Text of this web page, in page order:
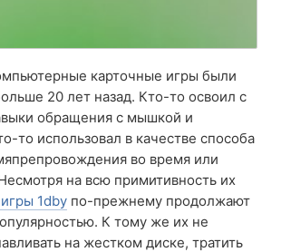
карточные игры были
20 лет назад. Кто-то освоил с
обращения с мышкой и
то использовал в качестве способа
во время или
на всю примитивность их
1dby по-прежнему продолжают
К тому же их не
на жестком диске, тратить